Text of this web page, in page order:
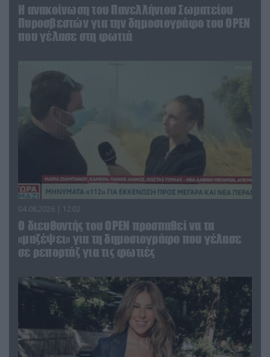
Η ανακοίνωση του Πανελλήνιου Σωματείου
Πυροσβεστών για την δημοσιογράφο του OPEN
που γέλασε στη φωτιά
04.08.2026 | 12:02
O διευθυντής του OPEN προσπαθεί να τα
«μαζέψει» για τη δημοσιογράφο που γέλασε
σε ρεπορτάζ για τις φωτιές